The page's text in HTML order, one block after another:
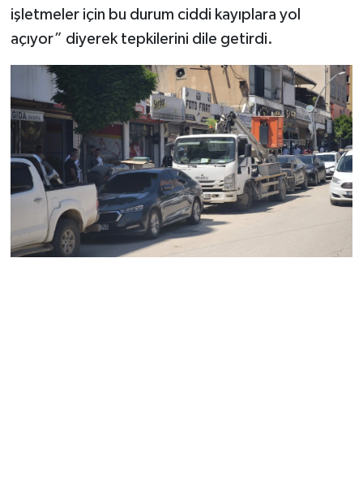
işletmeler için bu durum ciddi kayıplara yol
açıyor” diyerek tepkilerini dile getirdi.